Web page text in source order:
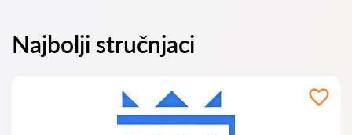
Najbolji stručnjaci